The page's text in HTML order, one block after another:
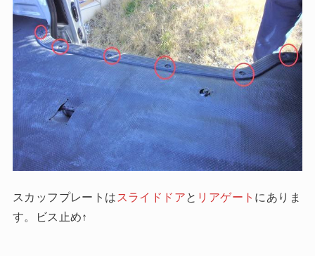
スカッフプレートは スライドドアと リアゲート にありま
す。
ビス止め↑